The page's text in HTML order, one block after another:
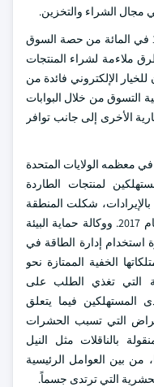
مجال الشراء والتخزين.
وساهم المتجر على الإنترنت بأكثر من 10 في المائة من حصة السوق
الطرق ملاءمة لشراء المنتجات
الإلكتروني فائدة من
التسوق من خلال البوابات
الأخرى إلى جانب توافر
في معظمه الولايات المتحدة
لمنتجات الطاردة
شكلت المنطقة
أكثر من 30 في المائة من الحصة في عام 2017. ووكالة حماية البيئة
استخدام إدارة الطاقة في
الخفية الممتازة نحو
التي تغذي الطلب على
المستهلكين فيما يتعلق
التي تسبب الحشرات
بالناقلات مثل النيل
من بين العوامل الرئيسية
التي ترتدى جسماً.